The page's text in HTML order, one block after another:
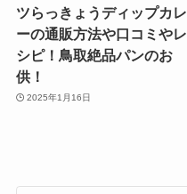
ツらっきょうディップカレ
ーの通販方法や口コミやレ
シピ！鳥取絶品パンのお
供！
2025年1月16日